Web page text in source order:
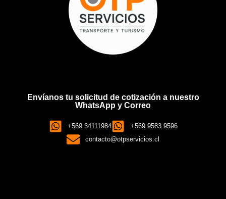
Envíanos tu solicitud de cotización a nuestro
WhatsApp y Correo
+569 34111984
+569 9583 9596
contacto@otpservicios.cl